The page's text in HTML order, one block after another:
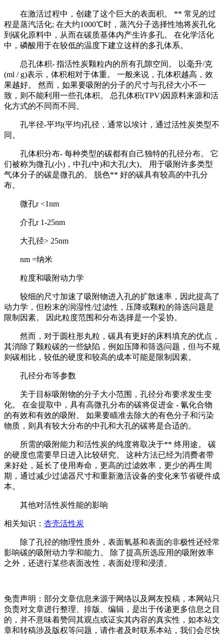
在激活过程中，创建了这个巨大的表面积。 ** 常见的过
程是蒸汽活化; 在大约1000℃时，蒸汽分子选择性地将炭孔化
到碳化原料中，从而在碳质基体内产生许多孔。 在化学活化
中，磷酸用于在较低的温度下建立这样的多孔体系。
总孔体积- 指活性炭颗粒内的所有孔隙空间。 以毫升/克
(ml / g)表示，体积相对于体重。 一般来说，孔体积越高，效
果越好。 然而，如果要吸附的分子的尺寸与孔径大小不一
致，则不能利用一些孔体积。 总孔体积(TPV)因原料来源和活
化方式的不同而不同。
孔半径-平均(平均)孔径，通常以埃计，通过活性炭类型不
同。
孔体积分布- 每种类型的碳都有自己独特的孔径分布。 它
们被称为微孔(小)，中孔(中)和大孔(大)。 用于吸附许多类型
气体分子的碳是微孔的。 脱色** 好的碳具有较高的中孔分
布。
微孔r <1nm
介孔r 1-25nm
大孔径> 25nm
nm =纳米
粒度和吸附动力学
较细的尺寸加速了吸附物进入孔的扩散速率，因此提高了
动力学，但粉末的润湿性/过滤性，压降或颗粒的筛选问题是
限制因素。 因此粒度范围和分布选择是一个妥协。
然而，对于圆柱形丸粒，碳具有更好的床料填充的优点，
其消除了颗粒碳的一些缺陷，例如压降和筛选问题，但与不规
则碳相比，较低的硬度和较高的成本可能是限制因素。
孔径分布等参数
关于目标吸附物的分子大小范围，孔径分布要求发生变
化。 在金提取中，具有高微孔分布的碳将促进金 - 氰化合物
的有效和有效的吸附。 如果要瞄准去除大的有色分子和污染
物质，则具有较大分布的中孔和大孔的碳将是合适的。
所需的吸附能力和活性炭的纯度将取决于** 终用途。 碳
的硬度也需要早日进入比较研究。 这种方法已经为消费者带
来好处，延长了使用寿命，更高的过滤效率，更少的再生周
期，通过减少过滤器尺寸和重新激活设备的变化来节省硬件成
本。
其他对活性炭性能的影响
相关知识： 杏壳活性炭
除了孔径的物理性质外，表面氧基和表面的非极性还经常
影响碳的吸附动力学和能力。 除了提高所选应用的吸附效率
之外，还进行某些表面改性，表面处理和浸渍。
免责声明：部分文章信息来源于网络以及网友投稿，本网站只
负责对文章进行整理、排版、编辑，是出于传递更多信息之目
的，并不意味着赞同其观点或证实其内容的真实性，如本站文
章和转稿涉及版权等问题，请作者及时联系本站，我们会尽快